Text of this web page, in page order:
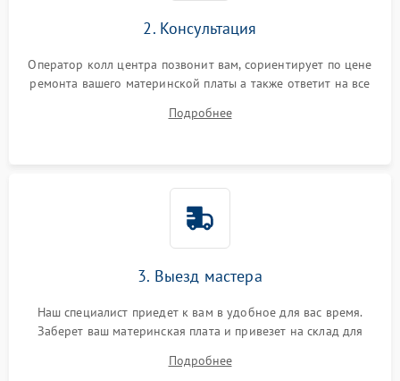
2. Консультация
Оператор колл центра позвонит вам, сориентирует по цене
ремонта вашего материнской платы а также ответит на все
Подробнее
3. Выезд мастера
Наш специалист приедет к вам в удобное для вас время.
Заберет ваш материнская плата и привезет на склад для
Подробнее